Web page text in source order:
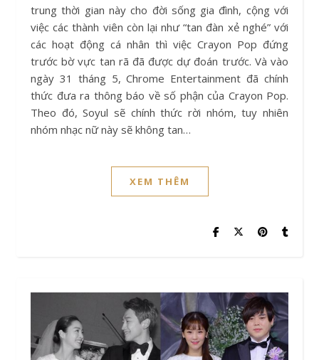
trung thời gian này cho đời sống gia đình, cộng với
việc các thành viên còn lại như “tan đàn xẻ nghé” với
các hoạt động cá nhân thì việc Crayon Pop đứng
trước bờ vực tan rã đã được dự đoán trước. Và vào
ngày 31 tháng 5, Chrome Entertainment đã chính
thức đưa ra thông báo về số phận của Crayon Pop.
Theo đó, Soyul sẽ chính thức rời nhóm, tuy nhiên
nhóm nhạc nữ này sẽ không tan…
XEM THÊM